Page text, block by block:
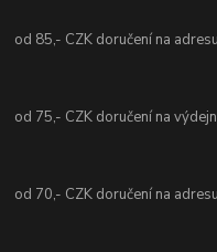
od 85,- CZK doručení na
od 75,- CZK doručení na
od 70,- CZK doručení na